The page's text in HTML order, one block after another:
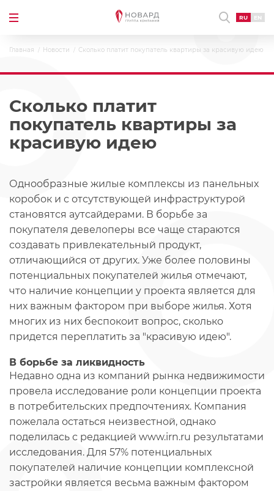
RU EN
Главная Новости Сколько платит покупатель квартиры за красивую идею
Сколько платит
покупатель квартиры за
красивую идею
Однообразные жилые комплексы из панельных
коробок и с отсутствующей инфраструктурой
становятся аутсайдерами. В борьбе за
покупателя девелоперы все чаще стараются
создавать привлекательный продукт,
отличающийся от других. Уже более половины
потенциальных покупателей жилья отмечают,
что наличие концепции у проекта является для
них важным фактором при выборе жилья. Хотя
многих из них беспокоит вопрос, сколько
придется переплатить за "красивую идею".
В борьбе за ликвидность
Недавно одна из компаний рынка недвижимости
провела исследование роли концепции проекта
в потребительских предпочтениях. Компания
пожелала остаться неизвестной, однако
поделилась с редакцией www.irn.ru результатами
исследования. Для 57% потенциальных
покупателей наличие концепции комплексной
застройки является весьма важным фактором